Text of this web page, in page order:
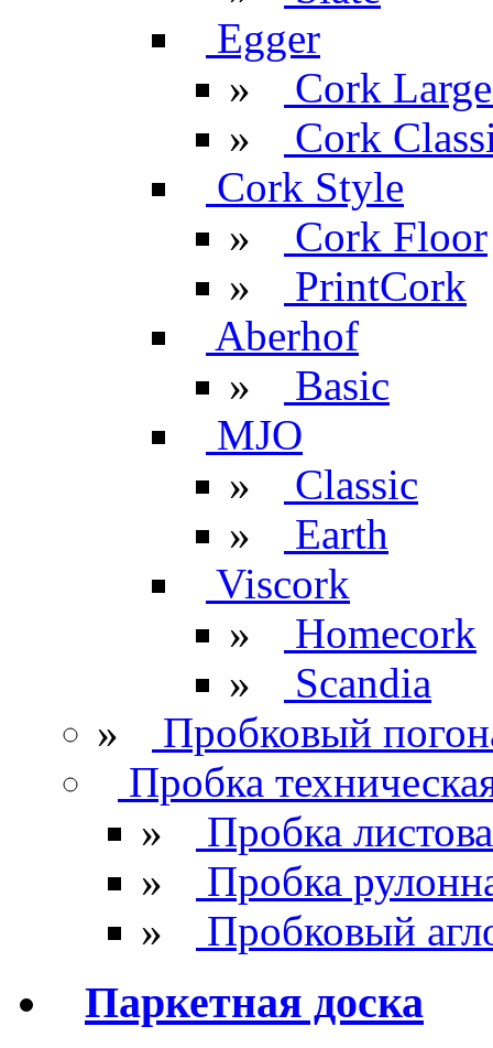
Egger
»
Cork
»
Cork
Cork Style
»
Cork Floor
»
PrintCork
Aberhof
»
Basic
MJO
»
Classic
»
Earth
Viscork
»
Homecork
»
Scandia
»
Пробковый
Пробка
»
Пробка
»
Пробка
»
Пробковый
Паркетная доска